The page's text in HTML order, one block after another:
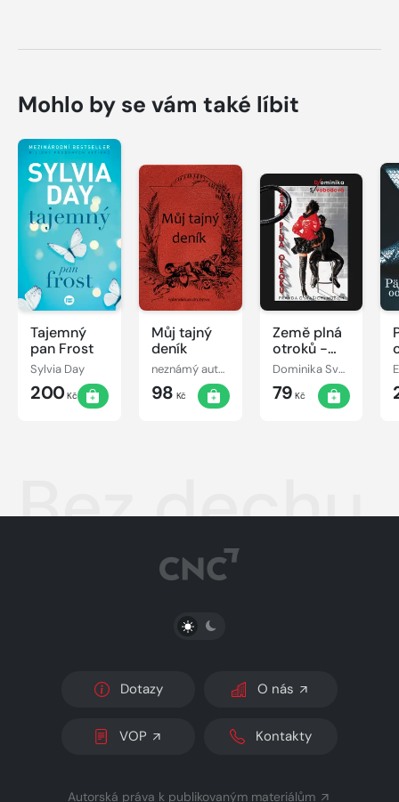
Mohlo by se vám také líbit
Tajemný
pan Frost
Sylvia Day
200Kč
Můj tajný
deník
neznámý autor
98 Kč
Země plná
otroků -
Pravda o
(vašich)
mužích
Dominika Svobodová
79 Kč
Bez dechu
PŘEPNOUT SVĚTLÝ/TMAVÝ REŽIM
Dotazy O nás
VOP Kontakty
Autorská práva k publikovaným materiálům